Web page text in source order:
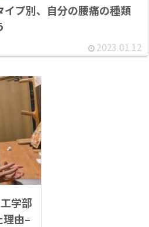
イプ別、自分の腰痛の種類
2023.01.12
学部
由–